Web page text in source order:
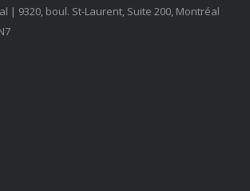
| 9320, boul. St-Laurent, Suite 200, Montréal